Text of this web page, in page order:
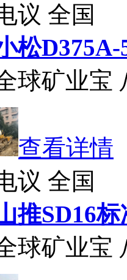
议 全国
松
球矿业宝
查看详情
议 全国
推SD16
球矿业宝